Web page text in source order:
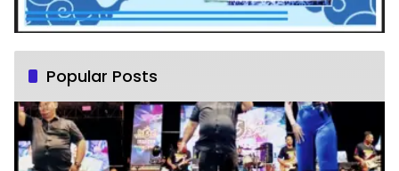
Popular Posts